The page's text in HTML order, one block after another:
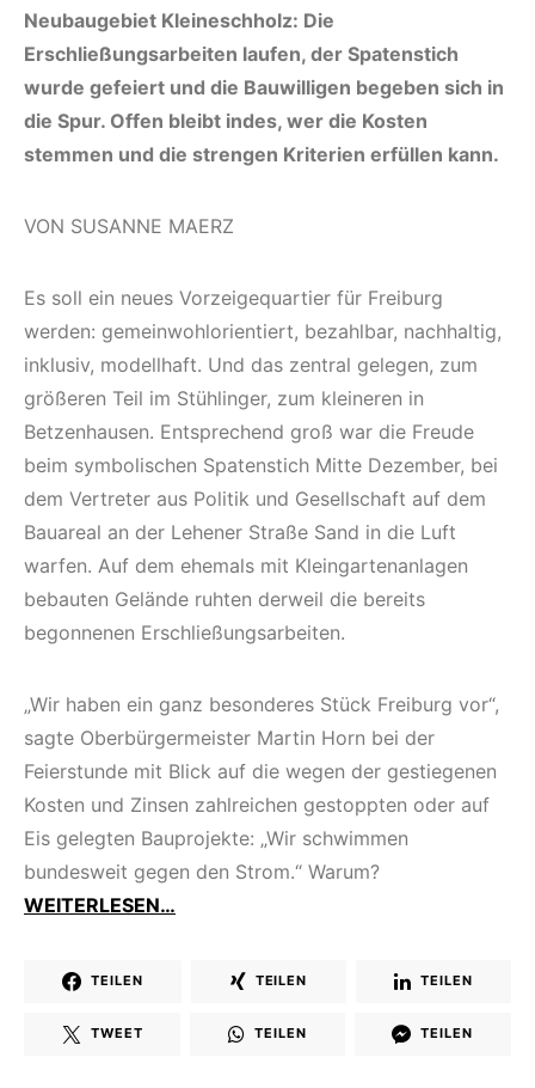
Neubaugebiet Kleineschholz: Die
Erschließungsarbeiten laufen, der Spatenstich
wurde gefeiert und die Bauwilligen begeben sich in
die Spur. Offen bleibt indes, wer die Kosten
stemmen und die strengen Kriterien erfüllen kann.
VON SUSANNE MAERZ
Es soll ein neues Vorzeigequartier für Freiburg
werden: gemeinwohlorientiert, bezahlbar, nachhaltig,
inklusiv, modellhaft. Und das zentral gelegen, zum
größeren Teil im Stühlinger, zum kleineren in
Betzenhausen. Entsprechend groß war die Freude
beim symbolischen Spatenstich Mitte Dezember, bei
dem Vertreter aus Politik und Gesellschaft auf dem
Bauareal an der Lehener Straße Sand in die Luft
warfen. Auf dem ehemals mit Kleingartenanlagen
bebauten Gelände ruhten derweil die bereits
begonnenen Erschließungsarbeiten.
„Wir haben ein ganz besonderes Stück Freiburg vor“,
sagte Oberbürger­meister Martin Horn bei der
Feierstunde mit Blick auf die wegen der gestiegenen
Kosten und Zinsen zahlreichen gestoppten oder auf
Eis gelegten Bauprojekte: „Wir schwimmen
bundesweit gegen den Strom.“ Warum?
WEITERLESEN…
TEILEN TEILEN TEILEN
TWEET TEILEN TEILEN